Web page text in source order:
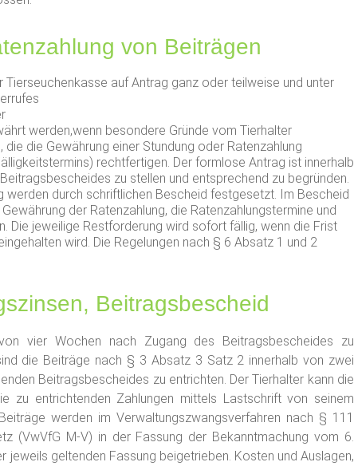
von Beiträgen
Tierseuchenkasse auf Antrag ganz oder teilweise und unter
werden,wenn besondere Gründe vom Tierhalter
die Gewährung einer Stundung oder Ratenzahlung
rechtfertigen. Der formlose Antrag ist innerhalb
zu stellen und entsprechend zu begründen.
werden durch schriftlichen Bescheid festgesetzt. Im Bescheid
der Ratenzahlung, die Ratenzahlungstermine und
Die jeweilige Restforderung wird sofort fällig, wenn die Frist
wird. Die Regelungen nach § 6 Absatz 1 und 2
Beitragsbescheid
vier Wochen nach Zugang des Beitragsbescheides zu
die Beiträge nach § 3 Absatz 3 Satz 2 innerhalb von zwei
Beitragsbescheides zu entrichten. Der Tierhalter kann die
zu entrichtenden Zahlungen mittels Lastschrift von seinem
werden im Verwaltungszwangsverfahren nach § 111
(VwVfG M-V) in der Fassung der Bekanntmachung vom 6.
jeweils geltenden Fassung beigetrieben. Kosten und Auslagen,